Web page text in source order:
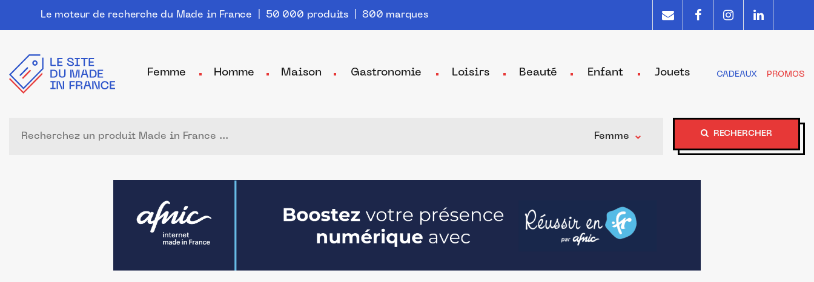
Le moteur de recherche du Made in France | 50 000 produits | 800 marques
Femme Homme Maison Gastronomie Loisirs Beauté Enfant Jouets CADEAUX PROMOS
Femme RECHERCHER